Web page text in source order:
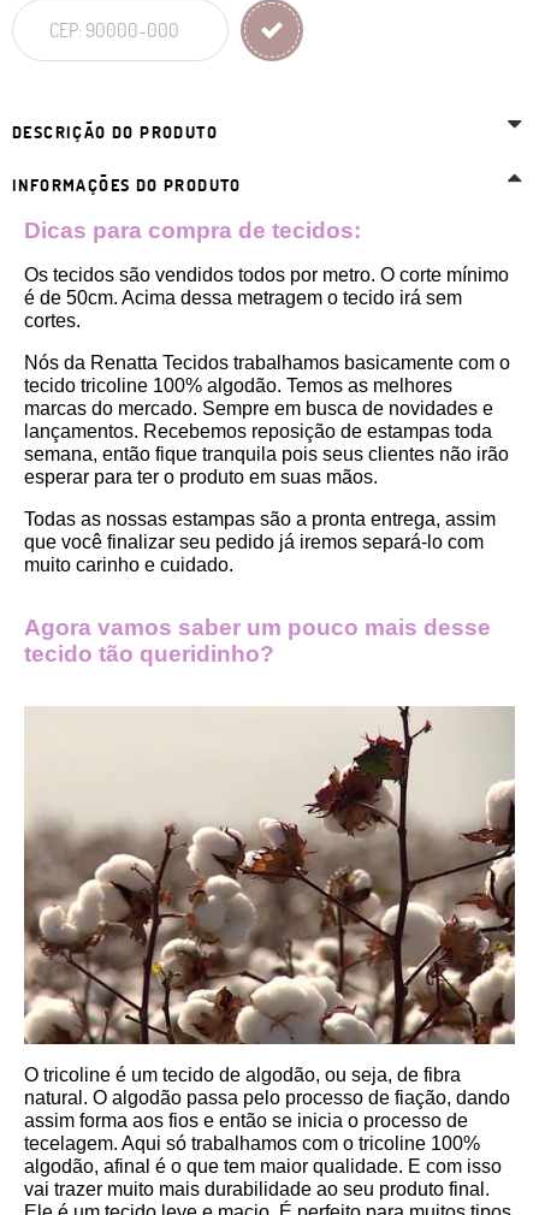
DESCRIÇÃO DO PRODUTO
INFORMAÇÕES DO PRODUTO
Dicas para compra de tecidos:
Os tecidos são vendidos todos por metro. O corte mínimo
é de 50cm. Acima dessa metragem o tecido irá sem
cortes.
Nós da Renatta Tecidos trabalhamos basicamente com o
tecido tricoline 100% algodão. Temos as melhores
marcas do mercado. Sempre em busca de novidades e
lançamentos. Recebemos reposição de estampas toda
semana, então fique tranquila pois seus clientes não irão
esperar para ter o produto em suas mãos.
Todas as nossas estampas são a pronta entrega, assim
que você finalizar seu pedido já iremos separá-lo com
muito carinho e cuidado.
Agora vamos saber um pouco mais desse
tecido tão queridinho?
O tricoline é um tecido de algodão, ou seja, de fibra
natural. O algodão passa pelo processo de fiação, dando
assim forma aos fios e então se inicia o processo de
tecelagem. Aqui só trabalhamos com o tricoline 100%
algodão, afinal é o que tem maior qualidade. E com isso
vai trazer muito mais durabilidade ao seu produto final.